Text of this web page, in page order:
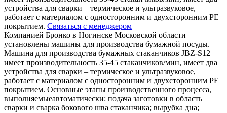
устройства для сварки – термическое и ультразвуковое,
работает с материалом с односторонним и двухсторонним РЕ
покрытием. Связаться с менеджером
Компанией Бронко в Ногинске Московской области
установлены машины для производства бумажной посуды.
Машина для производства бумажных стаканчиков JBZ-S12
имеет производительность 35-45 стаканчиков/мин, имеет два
устройства для сварки – термическое и ультразвуковое,
работает с материалом с односторонним и двухсторонним РЕ
покрытием. Основные этапы производственного процесса,
выполняемыеавтоматически: подача заготовки в область
сварки и сварка бокового шва стаканчика; вырубка дна;